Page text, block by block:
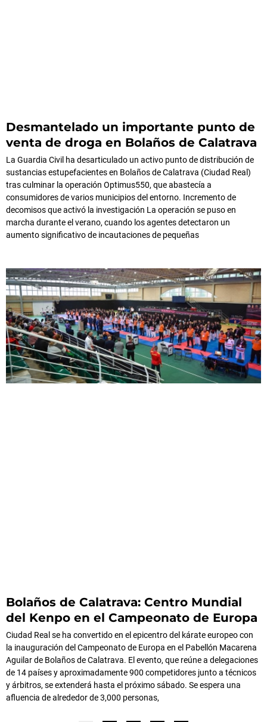
Desmantelado un importante punto de
venta de droga en Bolaños de Calatrava
La Guardia Civil ha desarticulado un activo punto de distribución de
sustancias estupefacientes en Bolaños de Calatrava (Ciudad Real)
tras culminar la operación Optimus550, que abastecía a
consumidores de varios municipios del entorno. Incremento de
decomisos que activó la investigación La operación se puso en
marcha durante el verano, cuando los agentes detectaron un
aumento significativo de incautaciones de pequeñas
Bolaños de Calatrava: Centro Mundial
del Kenpo en el Campeonato de Europa
Ciudad Real se ha convertido en el epicentro del kárate europeo con
la inauguración del Campeonato de Europa en el Pabellón Macarena
Aguilar de Bolaños de Calatrava. El evento, que reúne a delegaciones
de 14 países y aproximadamente 900 competidores junto a técnicos
y árbitros, se extenderá hasta el próximo sábado. Se espera una
afluencia de alrededor de 3,000 personas,